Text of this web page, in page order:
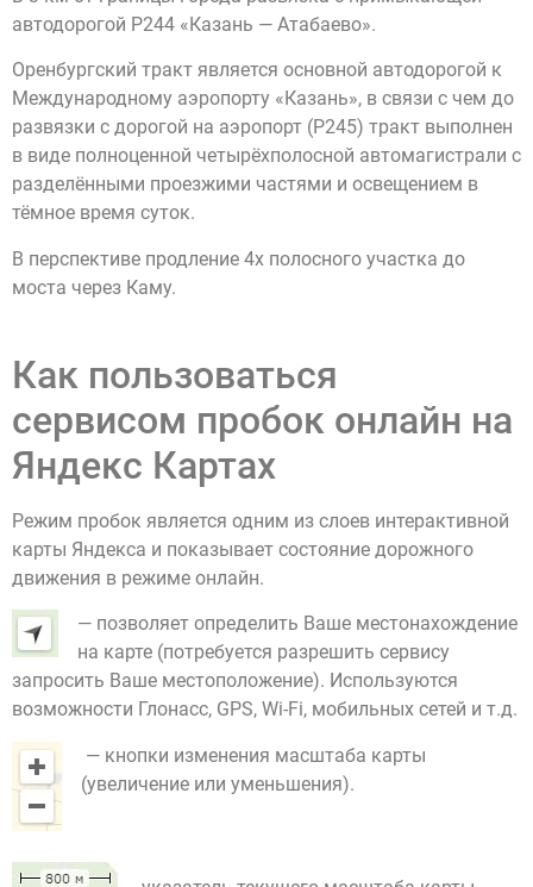
автодорогой Р244 «Казань — Атабаево».
Оренбургский тракт является основной автодорогой к
Международному аэропорту «Казань», в связи с чем до
развязки с дорогой на аэропорт (Р245) тракт выполнен
в виде полноценной четырёхполосной автомагистрали с
разделёнными проезжими частями и освещением в
тёмное время суток.
В перспективе продление 4х полосного участка до
моста через Каму.
Как пользоваться
сервисом пробок онлайн на
Яндекс Картах
Режим пробок является одним из слоев интерактивной
карты Яндекса и показывает состояние дорожного
движения в режиме онлайн.
— позволяет определить Ваше местонахождение
на карте (потребуется разрешить сервису
запросить Ваше местоположение). Используются
возможности Глонасс, GPS, Wi-Fi, мобильных сетей и т.д.
— кнопки изменения масштаба карты
(увеличение или уменьшения).